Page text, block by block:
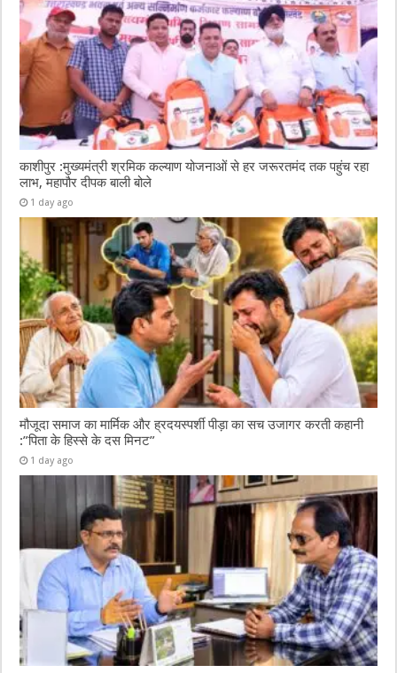
काशीपुर :मुख्यमंत्री श्रमिक कल्याण योजनाओं से हर जरूरतमंद तक पहुंच रहा
लाभ, महापौर दीपक बाली बोले
1 day ago
मौजूदा समाज का मार्मिक और ह्रदयस्पर्शी पीड़ा का सच उजागर करती कहानी
:”पिता के हिस्से के दस मिनट”
1 day ago